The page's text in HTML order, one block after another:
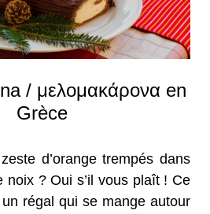
/ μελομακάρονα en
Grèce
d’orange trempés dans
noix ? Oui s’il vous plaît ! Ce
régal qui se mange autour